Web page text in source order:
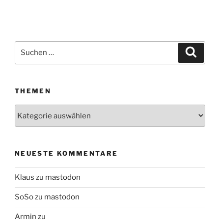
Suchen
THEMEN
NEUESTE KOMMENTARE
Klaus zu mastodon
SoSozu mastodon
Armin zu